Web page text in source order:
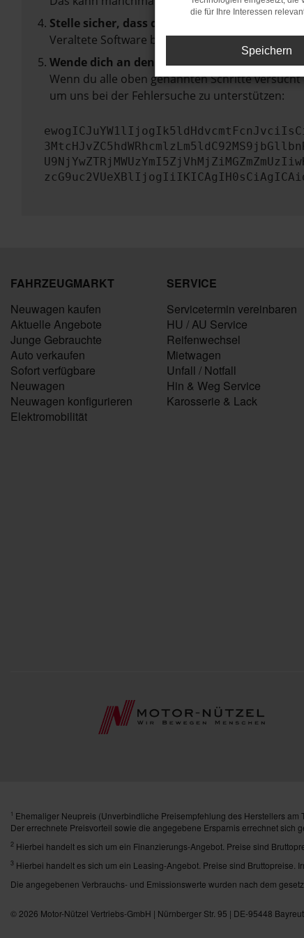
Stelle sicher, dass dein Browser und dein
Veraltete Software birgt nicht nur ein
Wende dich an den Webseitenbetreiber.
Wenn du alle oben genannten Schritte
um uns bei der Fehlersuche zu unterstützen:
FAHRZEUGMARKT
Neuwagen kaufen
Aktuelle Angebote
Junge Gebrauchte
Auto verkaufen
Sofort verfügbare
Neuwagen
Neuwagen konfigurieren
Elektromobilität
SERVICE
Servicetermin vereinbaren
HU / AU Service
Reifenwechsel
Mietwagen
Unfall / Notfall
Hin & Weg Service
Karosserie & Lack
1 Ehemaliger Neupreis (Unverbindliche Preisempfehlung des Herstellers am
Der errechnete Preisvorteil sowie die angegebene Ersparnis errechnet sich
2 Hierbei handelt es sich um ein Finanzierungs-Angebot. Preise sind
3 Hierbei handelt es sich um ein Leasing-Angebot. Preise sind Bruttopreise.
Die angegebenen Verbrauchs- und Emissionswerte wurden nach dem
© 2026 Motor-Nützel Vertriebs-GmbH | Nürnberger Str. 95 | DE-95448
die für Ihre Interessen
Speichern